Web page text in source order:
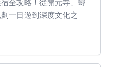
全攻略！從開元寺、蟳
一日遊到深度文化之